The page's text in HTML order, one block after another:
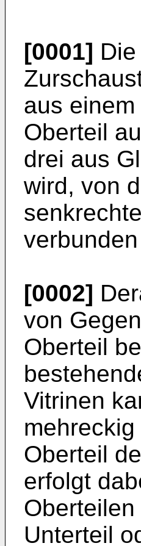
[0001]
aus
Oberteil
drei aus
wird, von
[0002]
von
Oberteil
Vitrinen
Oberteil
erfolgt
Unterteil